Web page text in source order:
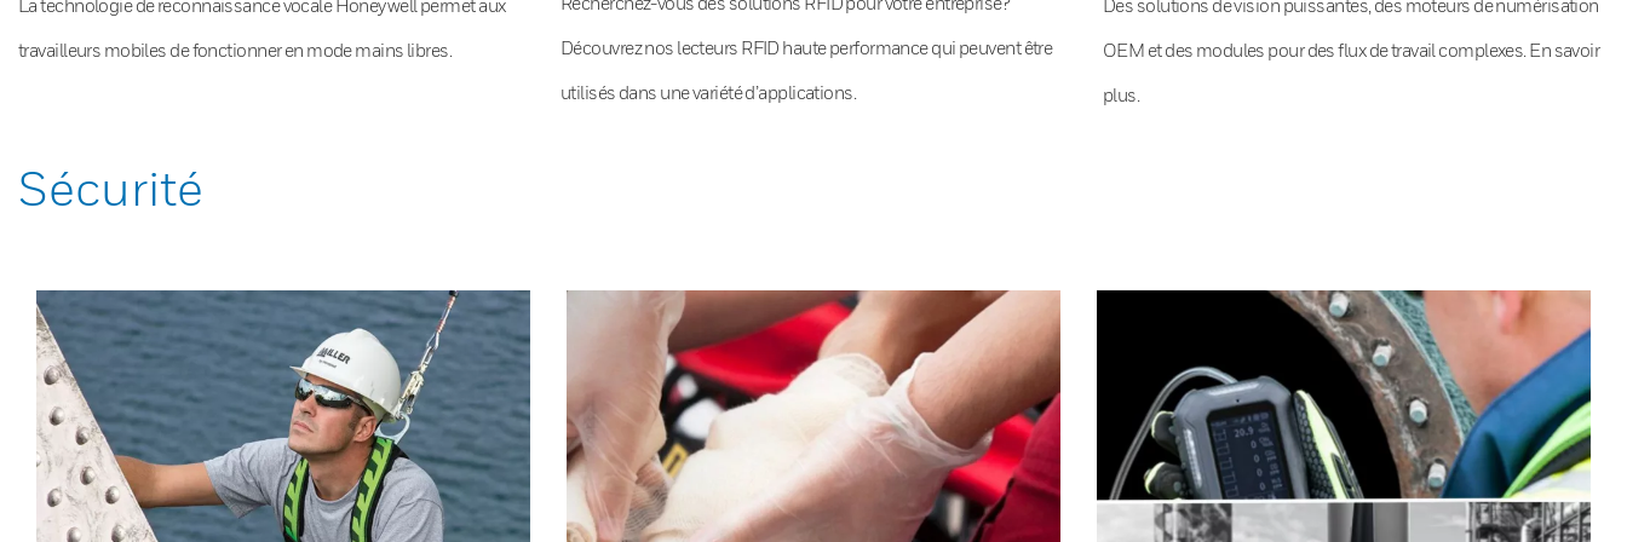
La technologie de reconnaissance vocale Honeywell permet aux
travailleurs mobiles de fonctionner en mode mains libres. Découvrez nos lecteurs RFID haute performance qui peuvent être
utilisés dans une variété d’applications.
Des solutions de vision puissantes, des moteurs de numérisation
OEM et des modules pour des flux de travail complexes. En savoir
plus.
Sécurité